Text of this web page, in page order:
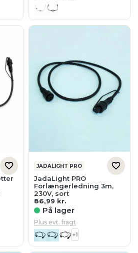
JADALIGHT PRO
JadaLight PRO
Forlængerledning 3m,
230V, sort
86,99 kr.
På lager
Plus evt. fragt
+1